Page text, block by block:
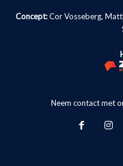
Concept:Cor Vosseberg,
Neem contact met